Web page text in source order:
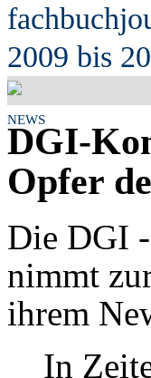
fachb
2009 bis
NEWS
DGI-
Opfer
Die DGI
nimmt
ihrem
In